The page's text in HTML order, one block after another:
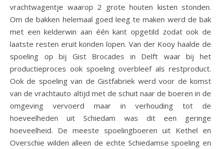
vrachtwagentje waarop 2 grote houten kisten stonden.
Om de bakken helemaal goed leeg te maken werd de bak
met een kelderwin aan één kant opgetild zodat ook de
laatste resten eruit konden lopen. Van der Kooy haalde de
spoeling op bij Gist Brocades in Delft waar bij het
productieproces ook spoeling overbleef als restproduct.
Ook de spoeling van de Gistfabriek werd voor de komst
van de vrachtauto altijd met de schuit naar de boeren in de
omgeving vervoerd maar in verhouding tot de
hoeveelheden uit Schiedam was dit een geringe
hoeveelheid. De meeste spoelingboeren uit Kethel en
Overschie wilden alleen de echte Schiedamse spoeling en